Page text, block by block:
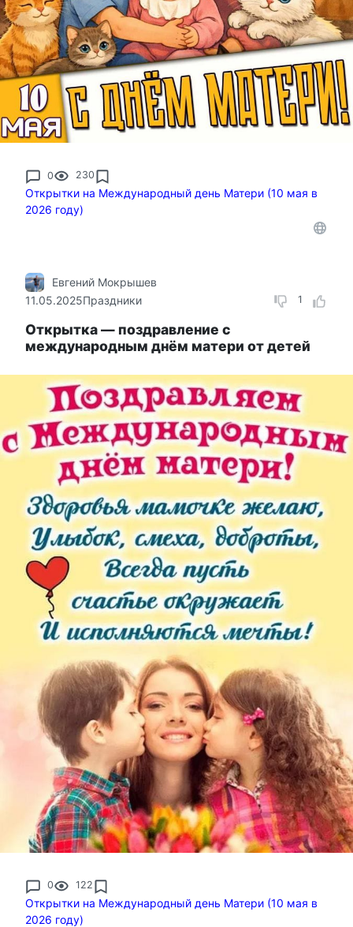
0 230
Открытки на Международный день Матери (10 мая в
2026 году)
1
Евгений Мокрышев
11.05.2025Праздники
Открытка — поздравление с
международным днём матери от детей
0 122
Открытки на Международный день Матери (10 мая в
2026 году)